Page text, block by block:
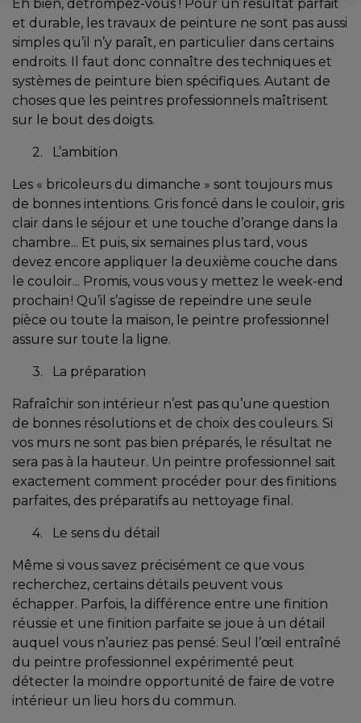
Eh bien, détrompez-vous ! Pour un résultat parfait
et durable, les travaux de peinture ne sont pas aussi
simples qu’il n’y paraît, en particulier dans certains
endroits. Il faut donc connaître des techniques et
systèmes de peinture bien spécifiques. Autant de
choses que les peintres professionnels maîtrisent
sur le bout des doigts.
2. L’ambition
Les « bricoleurs du dimanche » sont toujours mus
de bonnes intentions. Gris foncé dans le couloir, gris
clair dans le séjour et une touche d’orange dans la
chambre... Et puis, six semaines plus tard, vous
devez encore appliquer la deuxième couche dans
le couloir... Promis, vous vous y mettez le week-end
prochain ! Qu’il s’agisse de repeindre une seule
pièce ou toute la maison, le peintre professionnel
assure sur toute la ligne.
3. La préparation
Rafraîchir son intérieur n’est pas qu’une question
de bonnes résolutions et de choix des couleurs. Si
vos murs ne sont pas bien préparés, le résultat ne
sera pas à la hauteur. Un peintre professionnel sait
exactement comment procéder pour des finitions
parfaites, des préparatifs au nettoyage final.
4. Le sens du détail
Même si vous savez précisément ce que vous
recherchez, certains détails peuvent vous
échapper. Parfois, la différence entre une finition
réussie et une finition parfaite se joue à un détail
auquel vous n’auriez pas pensé. Seul l’œil entraîné
du peintre professionnel expérimenté peut
détecter la moindre opportunité de faire de votre
intérieur un lieu hors du commun.